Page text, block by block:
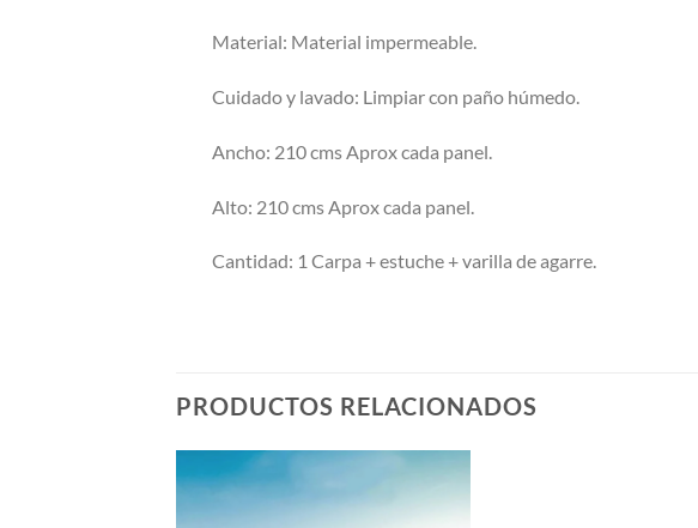
Material: Material impermeable.
Cuidado y lavado: Limpiar con paño húmedo.
Ancho: 210 cms Aprox cada panel.
Alto: 210 cms Aprox cada panel.
Cantidad: 1 Carpa + estuche + varilla de agarre.
PRODUCTOS RELACIONADOS